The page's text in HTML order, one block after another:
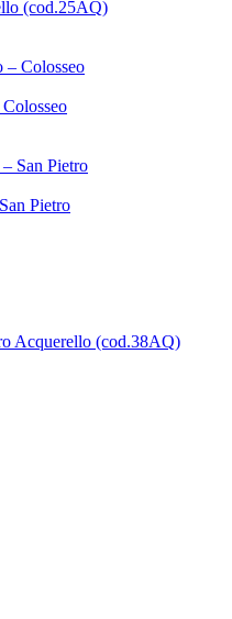
(cod.25AQ)
Pietro
Acquerello (cod.38AQ)